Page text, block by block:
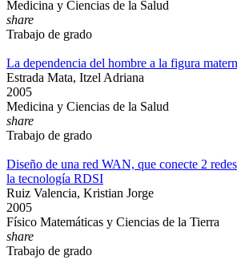
Medicina y Ciencias de la Salud
share
Trabajo de grado
La dependencia del hombre a la figura
Estrada Mata, Itzel Adriana
2005
Medicina y Ciencias de la Salud
share
Trabajo de grado
Diseño de una red WAN, que conecte 2
la tecnología RDSI
Ruiz Valencia, Kristian Jorge
2005
Físico Matemáticas y Ciencias de la Tierra
share
Trabajo de grado